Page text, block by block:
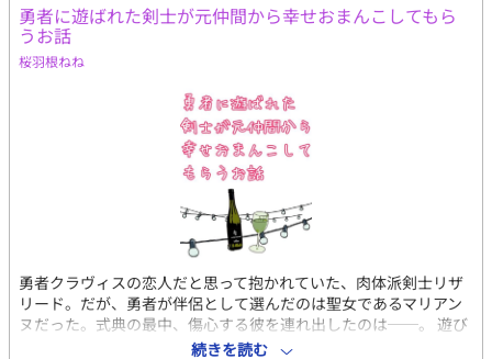
勇者に遊ばれた剣士が元仲間から幸せおまんこしてもら
うお話
桜羽根ねね
勇者クラヴィスの恋人だと思って抱かれていた、肉体派剣士リザ
リード。だが、勇者が伴侶として選んだのは聖女であるマリアン
ヌだった。式典の最中、傷心する彼を連れ出したのは──。 遊び
人と揶揄される美麗ハーフエルフ×体格が良いお人好し剣士 ハピ
続きを読む